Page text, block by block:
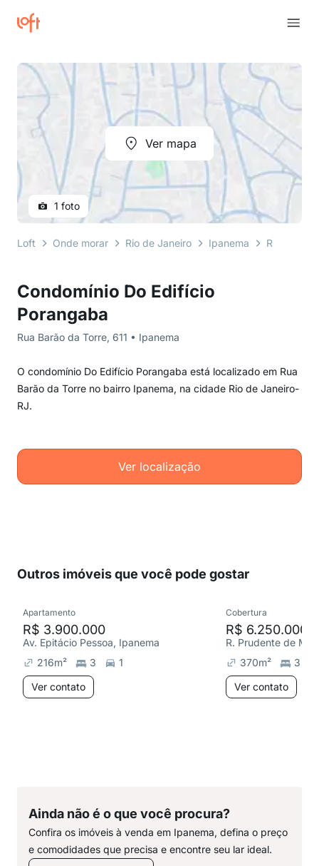
Condomínio Do Edifício
Porangaba
Rua Barão da Torre, 611 • Ipanema
O condomínio Do Edifício Porangaba está localizado em Rua
Barão da Torre no bairro Ipanema, na cidade Rio de Janeiro-
RJ.
Ver localização
Ver mapa
1 foto
Loft Onde morar Rio de Janeiro Ipanema Rua Barão
Outros imóveis que você pode gostar
Apartamento
R$ 3.900.000
Av. Epitácio Pessoa, Ipanema
216m² 3
1
Ver contato
Cobertura
R$ 6.250.000
R. Prudente de
370m²
3
Ver contato
Ainda não é o que você procura?
Confira os imóveis à venda em Ipanema, defina o preço
e comodidades que precisa e encontre seu lar ideal.